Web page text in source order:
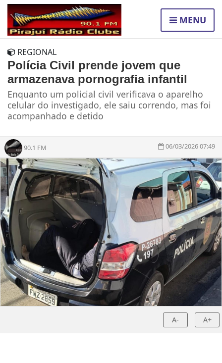
MENU
REGIONAL
Polícia Civil prende jovem que
armazenava pornografia infantil
Enquanto um policial civil verificava o aparelho
celular do investigado, ele saiu correndo, mas foi
acompanhado e detido
90.1 FM 06/03/2026 07:49
A- A+